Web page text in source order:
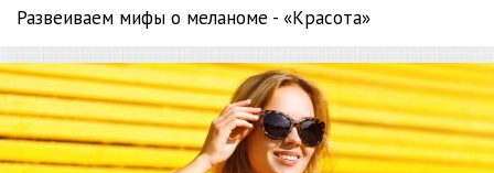
Развеиваем мифы о меланоме - «Красота»